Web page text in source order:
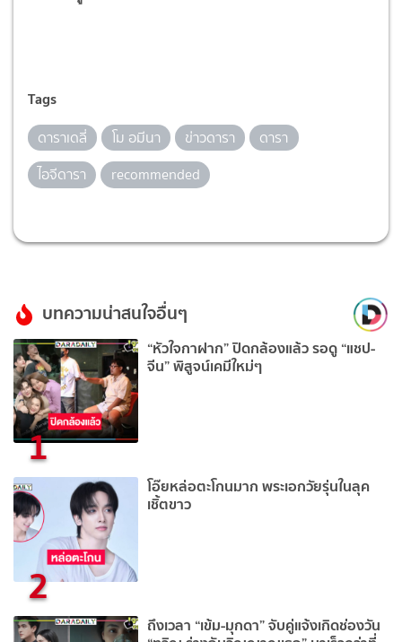
Tags
ดาราเดลี่ โม อมีนา ข่าวดารา
ดารา
ไอจีดารา
recommended
บทความน่าสนใจอื่นๆ
1
“หัวใจกาฝาก” ปิดกล้องแล้ว รอดู “แชป-
จีน” พิสูจน์เคมีใหม่ๆ
2
โอ๊ยหล่อตะโกนมาก พระเอกวัยรุ่นในลุค
เชิ้ตขาว
ถึงเวลา “เข้ม-มุกดา” จับคู่แจ้งเกิดช่องวัน